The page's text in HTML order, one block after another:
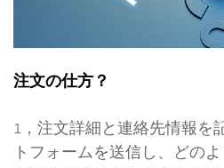
注文の仕方？
1，注文詳細と連絡先情報を
トフォームを送信し、どの